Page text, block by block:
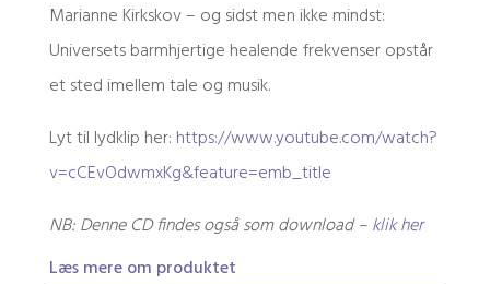
Marianne Kirkskov – og sidst men ikke mindst:
Universets barmhjertige healende frekvenser opstår
et sted imellem tale og musik.
Lyt til lydklip her: https://www.youtube.com/watch?
v=cCEvOdwmxKg&feature=emb_title
NB: Denne CD findes også som download –klik her
Læs mere om produktet